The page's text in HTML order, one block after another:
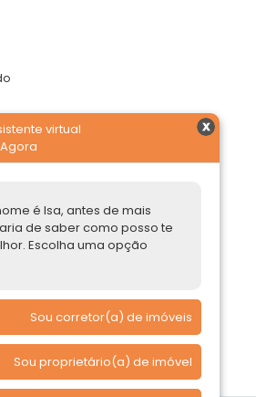
virtual
é Isa, antes de mais
de saber como posso te
Escolha uma opção
Sou corretor(a) de imóveis
Sou proprietário(a) de imóvel
Imóvel